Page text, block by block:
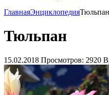
ГлавнаяЭнциклопедияТюльпан
Тюльпан
15.02.2018 Просмотров: 2920